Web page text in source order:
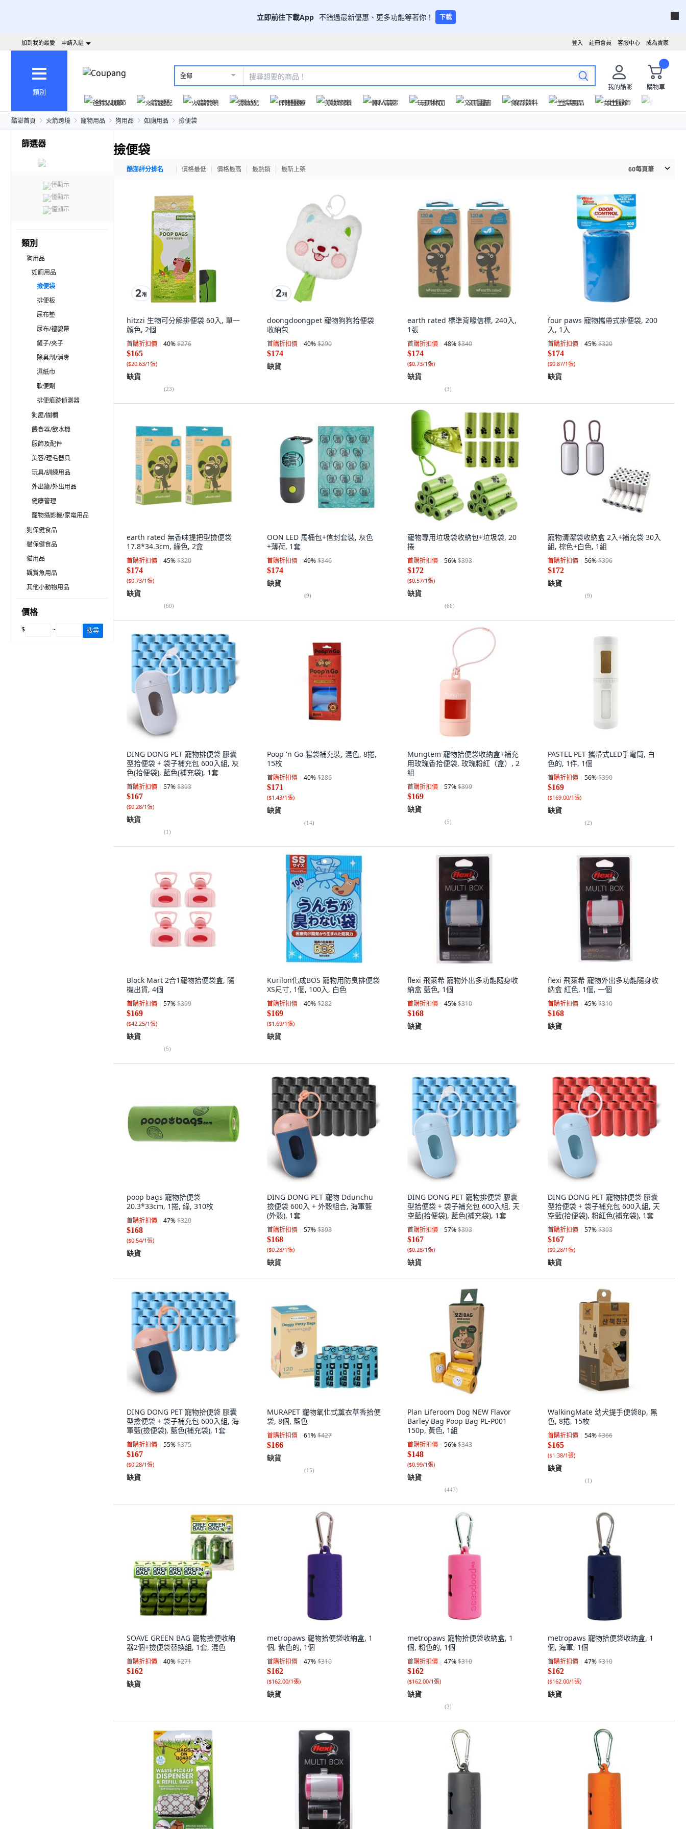
立即前往下載App 不錯過最新優惠、更多功能等著你！ 下載
成為賣家
客服中心
註冊會員
登入
加到我的最愛 申請入駐
類別
全部
我的酷澎
購物車
爸氣父親節
火箭速配 火箭跨境 嬰幼兒 保健醫療 美妝保養 個人清潔 玩具休閒 文具圖書 食品飲料 生活用品 女性服飾
酷澎首頁 火箭跨境 寵物用品 狗用品 如廁用品 撿便袋
篩選器
僅顯示
僅顯示
僅顯示
類別
狗用品
如廁用品
撿便袋
排便板
尿布墊
尿布/禮貌帶
鏟子/夾子
除臭劑/消毒
濕紙巾
軟便劑
排便痕跡偵測器
狗屋/圍欄
餵食器/飲水機
服飾及配件
美容/理毛器具
玩具/訓練用品
外出籠/外出用品
健康管理
寵物攝影機/家電用品
狗保健食品
貓保健食品
貓用品
觀賞魚用品
其他小動物用品
價格
$ ~ 搜尋
撿便袋
酷澎評分排名 價格最低 價格最高 最熱銷 最新上架 60每頁筆
hitzzi 生物可分解排便袋 60入, 單一
顏色, 2個
首購折扣價 40%$276
$165
($20.63/1張)
缺貨
(23)
doongdoongpet 寵物狗狗拾便袋
收納包
首購折扣價 40%$290
$174
缺貨
earth rated 標準背喙信標, 240入,
1張
首購折扣價 48%$340
$174
($0.73/1張)
缺貨
(3)
four paws 寵物攜帶式排便袋, 200
入, 1入
首購折扣價 45%$320
$174
($0.87/1張)
缺貨
earth rated 無香味提把型撿便袋
17.8*34.3cm, 綠色, 2盒
首購折扣價 45%$320
$174
($0.73/1張)
缺貨
(60)
OON LED 馬桶包+信封套裝, 灰色
+薄荷, 1套
首購折扣價 49%$346
$174
缺貨
(9)
寵物專用垃圾袋收納包+垃圾袋, 20
捲
首購折扣價 56%$393
$172
($0.57/1張)
缺貨
(66)
寵物清潔袋收納盒 2入+補充袋 30入
組, 棕色+白色, 1組
首購折扣價 56%$396
$172
缺貨
(9)
DING DONG PET 寵物排便袋 膠囊
型拾便袋 + 袋子補充包 600入組, 灰
色(拾便袋), 藍色(補充袋), 1套
首購折扣價 57%$393
$167
($0.28/1張)
缺貨
(1)
Poop 'n Go 腸袋補充裝, 混色, 8捲,
15枚
首購折扣價 40%$286
$171
($1.43/1張)
缺貨
(14)
Mungtem 寵物拾便袋收納盒+補充
用玫瑰香拾便袋, 玫瑰粉紅（盒）, 2
組
首購折扣價 57%$399
$169
缺貨
(5)
PASTEL PET 攜帶式LED手電筒, 白
色的, 1件, 1個
首購折扣價 56%$390
$169
($169.00/1張)
缺貨
(2)
Block Mart 2合1寵物拾便袋盒, 隨
機出貨, 4個
首購折扣價 57%$399
$169
($42.25/1張)
缺貨
(5)
Kurilon化成BOS 寵物用防臭排便袋
XS尺寸, 1個, 100入, 白色
首購折扣價 40%$282
$169
($1.69/1張)
缺貨
flexi 飛萊希 寵物外出多功能隨身收
納盒 藍色, 1個
首購折扣價 45%$310
$168
缺貨
flexi 飛萊希 寵物外出多功能隨身收
納盒 紅色, 1個, 一個
首購折扣價 45%$310
$168
缺貨
poop bags 寵物拾便袋
20.3*33cm, 1捲, 綠, 310枚
首購折扣價 47%$320
$168
($0.54/1張)
缺貨
DING DONG PET 寵物 Ddunchu
撿便袋 600入 + 外殼組合, 海軍藍
(外殼), 1套
首購折扣價 57%$393
$168
($0.28/1張)
缺貨
DING DONG PET 寵物排便袋 膠囊
型拾便袋 + 袋子補充包 600入組, 天
空藍(拾便袋), 藍色(補充袋), 1套
首購折扣價 57%$393
$167
($0.28/1張)
缺貨
DING DONG PET 寵物排便袋 膠囊
型拾便袋 + 袋子補充包 600入組, 天
空藍(拾便袋), 粉紅色(補充袋), 1套
首購折扣價 57%$393
$167
($0.28/1張)
缺貨
DING DONG PET 寵物拾便袋 膠囊
型撿便袋 + 袋子補充包 600入組, 海
軍藍(撿便袋), 藍色(補充袋), 1套
首購折扣價 55%$375
$167
($0.28/1張)
缺貨
MURAPET 寵物氧化式薰衣草香拾便
袋, 8個, 藍色
首購折扣價 61%$427
$166
缺貨
(15)
Plan Liferoom Dog NEW Flavor
Barley Bag Poop Bag PL-P001
150p, 黃色, 1組
首購折扣價 56%$343
$148
($0.99/1張)
缺貨
(447)
WalkingMate 幼犬提手便袋8p, 黑
色, 8捲, 15枚
首購折扣價 54%$366
$165
($1.38/1張)
缺貨
(1)
SOAVE GREEN BAG 寵物撿便收納
器2個+撿便袋替換組, 1套, 混色
首購折扣價 40%$271
$162
缺貨
metropaws 寵物拾便袋收納盒, 1
個, 紫色的, 1個
首購折扣價 47%$310
$162
($162.00/1張)
缺貨
metropaws 寵物拾便袋收納盒, 1
個, 粉色的, 1個
首購折扣價 47%$310
$162
($162.00/1張)
缺貨
(3)
metropaws 寵物拾便袋收納盒, 1
個, 海軍, 1個
首購折扣價 47%$310
$162
($162.00/1張)
缺貨